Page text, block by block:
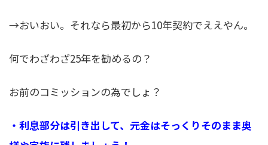
→おいおい。それなら最初から10年契約でええやん。
何でわざわざ25年を勧めるの？
お前のコミッションの為でしょ？
・利息部分は引き出して、元金はそっくりそのまま奥